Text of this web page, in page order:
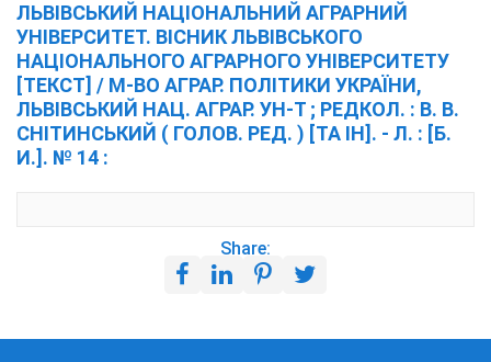
ЛЬВІВСЬКИЙ НАЦІОНАЛЬНИЙ АГРАРНИЙ
УНІВЕРСИТЕТ. ВІСНИК ЛЬВІВСЬКОГО
НАЦІОНАЛЬНОГО АГРАРНОГО УНІВЕРСИТЕТУ
[ТЕКСТ] / М-ВО АГРАР. ПОЛІТИКИ УКРАЇНИ,
ЛЬВІВСЬКИЙ НАЦ. АГРАР. УН-Т ; РЕДКОЛ. : В. В.
СНІТИНСЬКИЙ ( ГОЛОВ. РЕД. ) [ТА ІН]. - Л. : [Б.
И.]. № 14 :
Share: